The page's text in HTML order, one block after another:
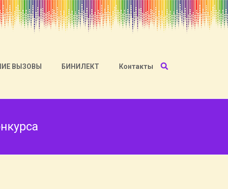
ВЫЗОВЫ БИНИЛЕКТ Контакты